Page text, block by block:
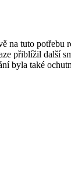
tuto
přiblížil
byla také